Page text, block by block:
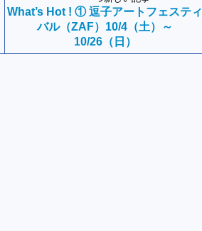
What’s Hot ! ① 逗子アートフェスティ
バル（ZAF）10/4（土）～
10/26（日）